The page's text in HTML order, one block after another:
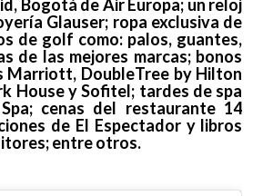
Bogotá de Air Europa; un reloj
Glauser; ropa exclusiva de
de golf como: palos, guantes,
de las mejores marcas; bonos
Marriott, DoubleTree by Hilton
House y Sofitel; tardes de spa
cenas del restaurante 14
de El Espectador y libros
entre otros.